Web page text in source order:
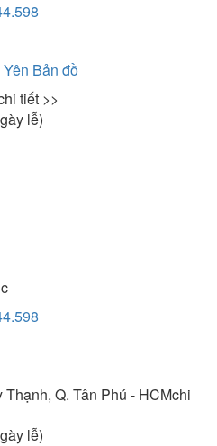
Bản đồ
tiết >>
lễ)
Q. Tân Phú - HCMchi
lễ)